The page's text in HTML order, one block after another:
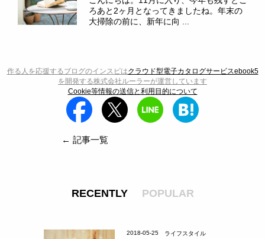
ろあと2ヶ月となってきましたね。年末の
大掃除の前に、新年に向 ...
作る人を応援するブログのインスピはクラウド型電子カタログサービスebook5
を開発する株式会社ルーラーが運営しています
Cookie等情報の送信と利用目的について
← 記事一覧
RECENTLY POPULAR
2018-05-25 ライフスタイル